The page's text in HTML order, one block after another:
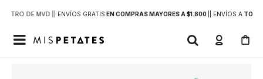
DE MVD | | ENVÍOS GRATIS EN COMPRAS MAYORES A $1.800 | ENVÍOS ATODO
